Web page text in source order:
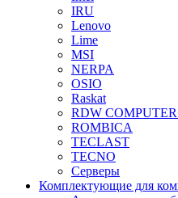
IRU
Lenovo
Lime
MSI
NERPA
OSIO
Raskat
RDW
ROMBICA
TECLAST
TECNO
Серверы
Комплектующие для